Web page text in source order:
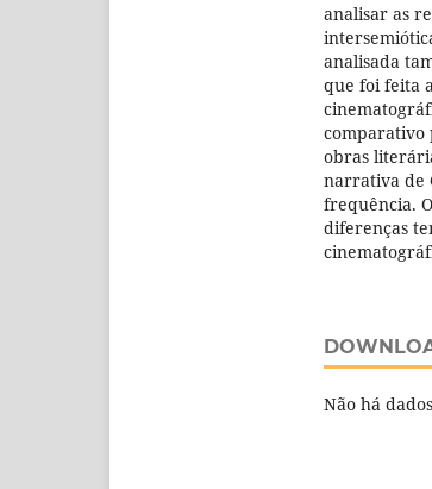
analisar as
analisada
que foi feita
comparativo
obras
narrativa de
frequência.
diferenças
Não há